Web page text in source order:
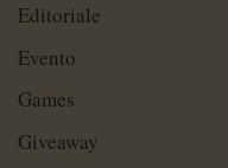
Editoriale
Evento
Games
Giveaway